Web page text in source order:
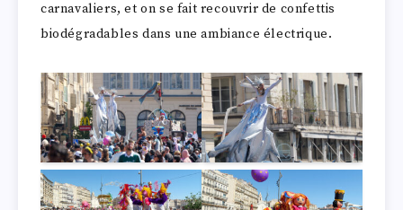
carnavaliers, et on se fait recouvrir de confettis
biodégradables dans une ambiance électrique.